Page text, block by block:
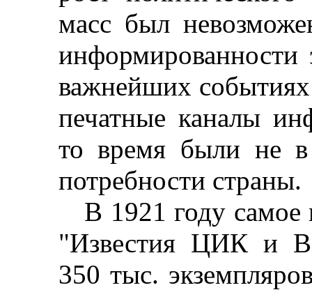
масс был
важнейших
печатные каналы
то время были не в
потребности страны.
В 1921 году самое
"Известия ЦИК и
350 тыс.